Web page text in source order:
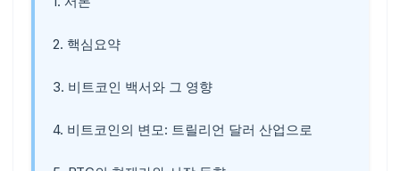
2. 핵심요약
3. 비트코인 백서와 그 영향
4. 비트코인의 변모: 트릴리언 달러 산업으로